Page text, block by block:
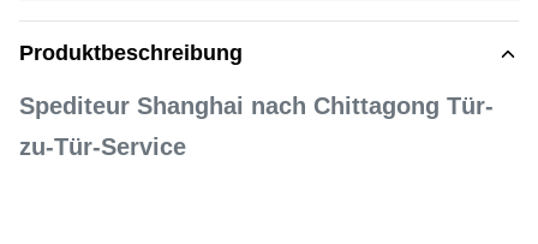
Produktbeschreibung
Spediteur Shanghai nach Chittagong Tür-
zu-Tür-Service